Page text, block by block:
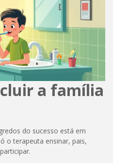
a família
do sucesso está em
o terapeuta ensinar, pais,